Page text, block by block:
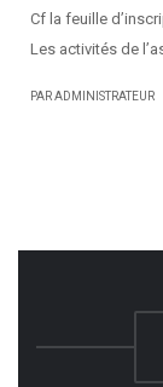
Cf la feuille
Les activités de
PAR ADMINISTRATEUR